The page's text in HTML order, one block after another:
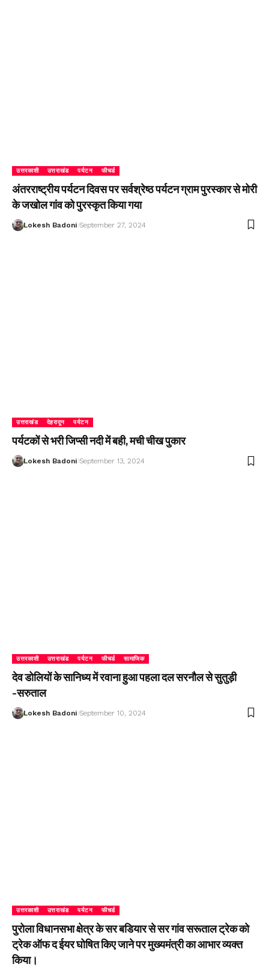
उत्तरकाशी उत्तराखंड पर्यटन फीचर्ड
अंतरराष्ट्रीय पर्यटन दिवस पर सर्वश्रेष्ठ पर्यटन ग्राम पुरस्कार से मोरी
के जखोल गांव को पुरस्कृत किया गया
Lokesh Badoni September 27, 2024
उत्तराखंड देहरादून पर्यटन
पर्यटकों से भरी जिप्सी नदी में बही, मची चीख पुकार
Lokesh Badoni September 13, 2024
उत्तरकाशी उत्तराखंड पर्यटन फीचर्ड सामाजिक
देव डोलियों के सानिध्य में रवाना हुआ पहला दल सरनौल से सुतुड़ी
-सरुताल
Lokesh Badoni September 10, 2024
उत्तरकाशी उत्तराखंड पर्यटन फीचर्ड
पुरोला विधानसभा क्षेत्र के सर बडियार से सर गांव सरूताल ट्रेक को
ट्रेक ऑफ द ईयर घोषित किए जाने पर मुख्यमंत्री का आभार व्यक्त
किया।